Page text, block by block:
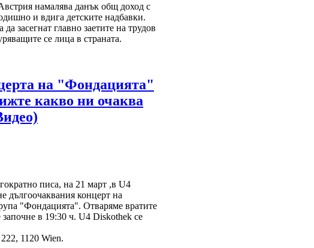
намалява данък общ доход с
и вдига детските надбавки.
засегнат главно заетите на трудов
се лица в страната.
на "Фондацията"
какво ни очаква
писа, на 21 март ,в U4
дългоочаквания концерт на
"Фондацията". Отваряме вратите
в 19:30 ч. U4 Diskothek се
1120 Wien.